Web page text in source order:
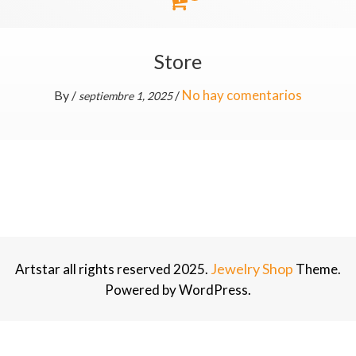
Store
By /septiembre 1, 2025/ No hay comentarios
Artstar all rights reserved 2025. Jewelry Shop Theme.
Powered by WordPress.